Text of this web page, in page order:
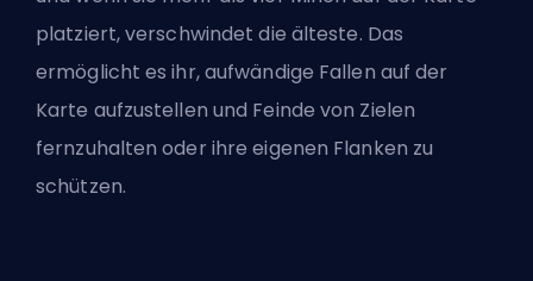
platziert, verschwindet die älteste. Das
ermöglicht es ihr, aufwändige Fallen auf der
Karte aufzustellen und Feinde von Zielen
fernzuhalten oder ihre eigenen Flanken zu
schützen.